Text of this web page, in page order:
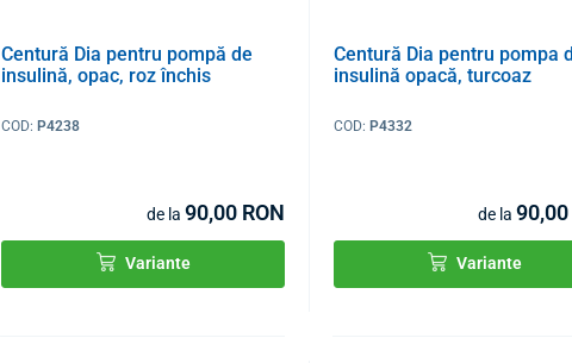
Centură Dia pentru pompă de
insulină, opac, roz închis
COD:P4238
de la 90,00 RON
Variante
Centură Dia pentru pompa
insulină opacă, turcoaz
COD: P4332
de la 90,00
Variante